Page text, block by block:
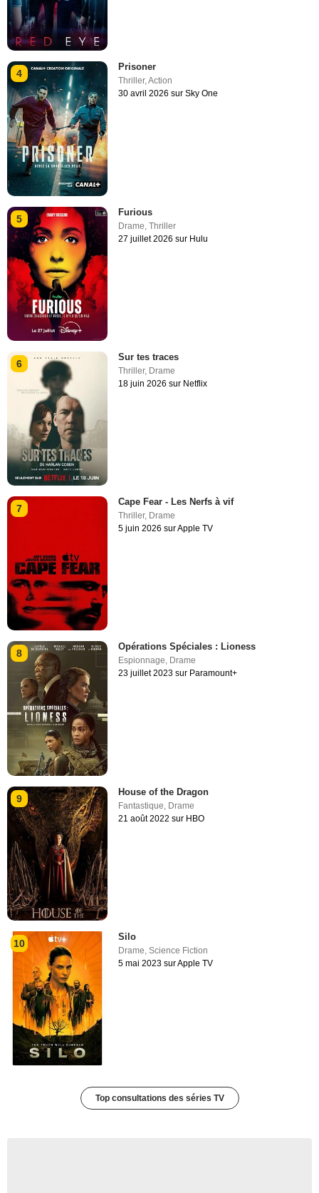
4
Prisoner
Thriller,Action
30 avril 2026 sur Sky One
5
Furious
Drame ,Thriller
27 juillet 2026 sur Hulu
6
Sur tes traces
Thriller, Drame
18 juin 2026 sur Netflix
7
Cape Fear - Les Nerfs à vif
Thriller, Drame
5 juin 2026 sur Apple TV
8
Opérations Spéciales : Lioness
Espionnage, Drame
23 juillet 2023 sur Paramount+
9
House of the Dragon
Fantastique Drame
21 août 2022 sur HBO
10
Silo
Drame,Science Fiction
5 mai 2023 sur Apple TV
Top consultations des séries TV